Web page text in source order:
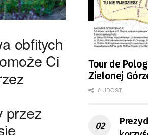
obfitych
Ci
przez
Tour de
Zielonej
zmiany w
0 UDOST.